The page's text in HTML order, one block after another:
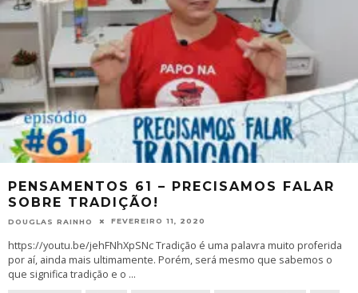
PENSAMENTOS 61 – PRECISAMOS FALAR
SOBRE TRADIÇÃO!
DOUGLAS RAINHO FEVEREIRO 11, 2020
https://youtu.be/jehFNhXpSNc Tradição é uma palavra muito proferida
por aí, ainda mais ultimamente. Porém, será mesmo que sabemos o
que significa tradição e o ...